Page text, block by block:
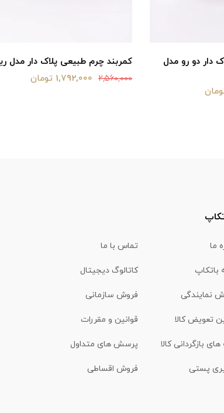
دار دو رو مدل
کمربند چرم طبیعی پلاک دار مدل
2,560,000 1,792,000 تومان
ما تماس با ما
باتکاپ کاتالوگ دیجیتال
نمایندگی فروش سازمانی
تعویض کالا قوانین و مقررات
بازگردانی کالا پرسش های متداول
پستی فروش اقساطی